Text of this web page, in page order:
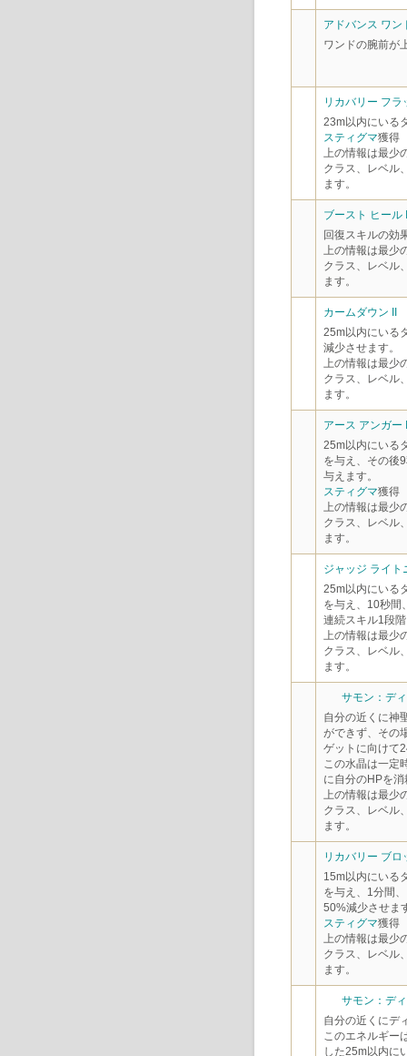
アドバンス ワン
ワンドの腕前が
リカバリー フラ
23m以内にいる
スティグマ獲得
上の情報は最少
クラス、レベル
ます。
ブースト ヒール
回復スキルの効
上の情報は最少
クラス、レベル
ます。
カームダウン II
25m以内にいる
減少させます。
上の情報は最少
クラス、レベル
ます。
アース アンガー I
25m以内にいる
を与え、その後
与えます。
スティグマ獲得
上の情報は最少
クラス、レベル
ます。
ジャッジ ライト
25m以内にいる
を与え、10秒間
連続スキル1段階
上の情報は最少
クラス、レベル
ます。
サモン：デ
自分の近くに神
ができず、その
ゲットに向けて
この水晶は一定
に自分のHPを
上の情報は最少
クラス、レベル
ます。
リカバリー ブロ
15m以内にいる
を与え、1分間
50%減少させま
スティグマ獲得
上の情報は最少
クラス、レベル
ます。
サモン：デ
自分の近くにデ
このエネルギー
した25m以内に